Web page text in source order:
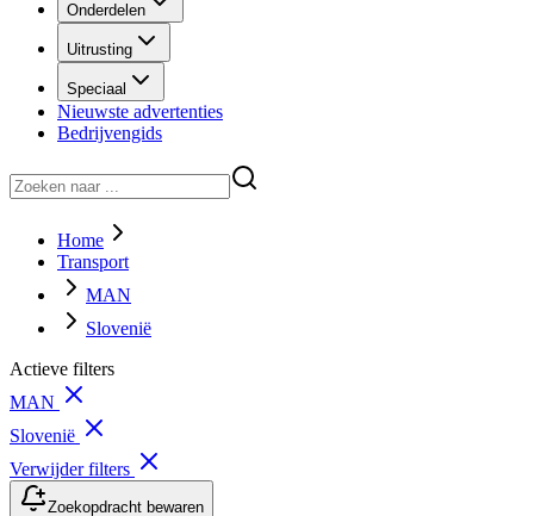
Onderdelen
Uitrusting
Speciaal
Nieuwste advertenties
Bedrijvengids
Home
Transport
MAN
Slovenië
Actieve filters
MAN
Slovenië
Verwijder filters
Zoekopdracht bewaren